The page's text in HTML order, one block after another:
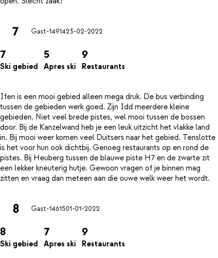
7 Gast-1491423-02-2022
7
Ski gebied
5
Apres ski
9
Restaurants
Ifen is een mooi gebied alleen mega druk. De bus verbinding
tussen de gebieden werk goed. Zijn Idd meerdere kleine
gebieden. Niet veel brede pistes, wel mooi tussen de bossen
door. Bij de Kanzelwand heb je een leuk uitzicht het vlakke land
in. Bij mooi weer komen veel Duitsers naar het gebied. Tenslotte
is het voor hun ook dichtbij. Genoeg restaurants op en rond de
pistes. Bij Heuberg tussen de blauwe piste H7 en de zwarte zit
een lekker kneuterig hutje. Gewoon vragen of je binnen mag
8 Gast-1461501-01-2022
8
Ski gebied
7
Apres ski
9
Restaurants